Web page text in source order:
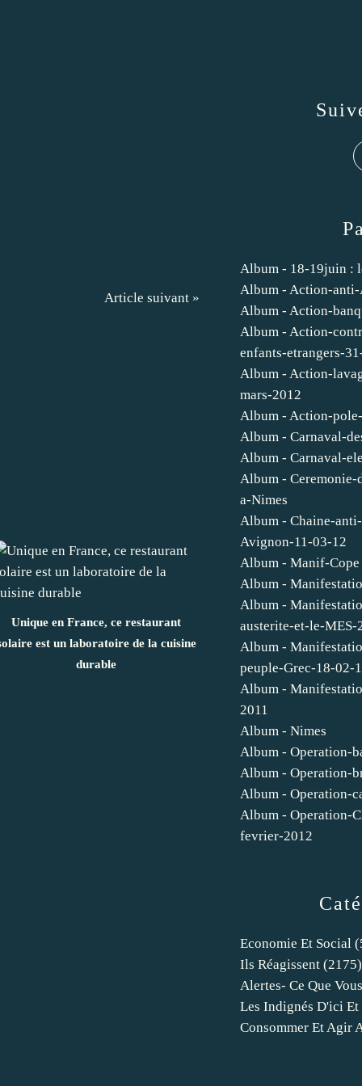
Article suivant »
Unique en France, ce restaurant
est un laboratoire de la cuisine
durable
Economie Et Social
Ils Réagissent (2175)
Alertes- Ce Que
Les Indignés D'ici
Consommer Et Agir
Album - 18-19juin :
Album - Action-
Album - Action-
Album - Action-
enfants-etrangers-
Album - Action-
mars-2012
Album - Action-
Album - Carnaval-
Album - Carnaval-
Album - Ceremonie-
a-Nimes
Album - Chaine-
Avignon-11-03-12
Album - Manif-Cope
Album -
Album -
austerite-et-le-MES-
Album -
peuple-Grec-18-02-
Album -
2011
Album - Nimes
Album - Operation-
Album - Operation-
Album - Operation-
Album - Operation-
fevrier-2012